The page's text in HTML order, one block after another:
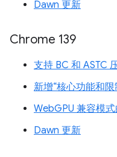
Dawn 更新
Chrome 139
支持 BC 和 ASTC
新增“核心功能和限
WebGPU 兼容模
Dawn 更新